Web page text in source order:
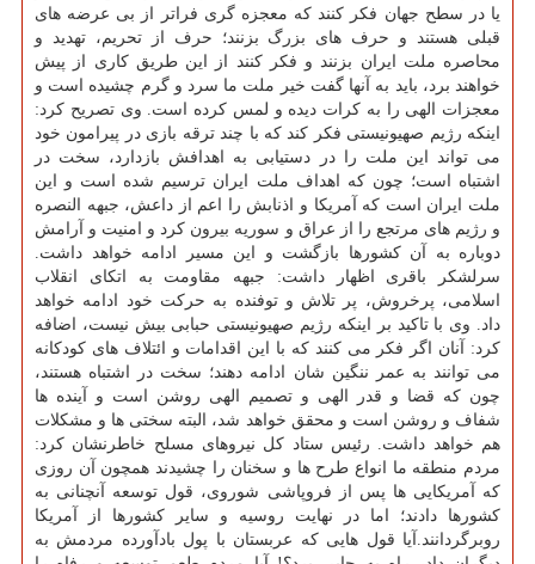
یا در سطح جهان فكر كنند كه معجزه گری فراتر از بی عرضه های
قبلی هستند و حرف های بزرگ بزنند؛ حرف از تحریم، تهدید و
محاصره ملت ایران بزنند و فكر كنند از این طریق كاری از پیش
خواهند برد، باید به آنها گفت خیر ملت ما سرد و گرم چشیده است و
معجزات الهی را به كرات دیده و لمس كرده است. وی تصریح كرد:
اینكه رژیم صهیونیستی فكر كند كه با چند ترقه بازی در پیرامون خود
می تواند این ملت را در دستیابی به اهدافش بازدارد، سخت در
اشتباه است؛ چون كه اهداف ملت ایران ترسیم شده است و این
ملت ایران است كه آمریكا و اذنابش را اعم از داعش، جبه‍ه النصره
و رژیم های مرتجع را از عراق و سوریه بیرون كرد و امنیت و آرامش
دوباره به آن كشورها بازگشت و این مسیر ادامه خواهد داشت.
سرلشكر باقری اظهار داشت: جبهه مقاومت به اتكای انقلاب
اسلامی، پرخروش، پر تلاش و توفنده به حركت خود ادامه خواهد
داد. وی با تاكید بر اینكه رژیم صهیونیستی حبابی بیش نیست، اضافه
كرد: آنان اگر فكر می كنند كه با این اقدامات و ائتلاف های كودكانه
می توانند به عمر ننگین شان ادامه دهند؛ سخت در اشتباه هستند،
چون كه قضا و قدر الهی و تصمیم الهی روشن است و آینده ها
شفاف و روشن است و محقق خواهد شد، البته سختی ها و مشكلات
هم خواهد داشت. رئیس ستاد كل نیروهای مسلح خاطرنشان كرد:
مردم منطقه ما انواع طرح ها و سخنان را چشیدند همچون آن روزی
كه آمریكایی ها پس از فروپاشی شوروی، قول توسعه آنچنانی به
كشورها دادند؛ اما در نهایت روسیه و سایر كشورها از آمریكا
روبرگردانند.آیا قول هایی كه عربستان با پول بادآورده مردمش به